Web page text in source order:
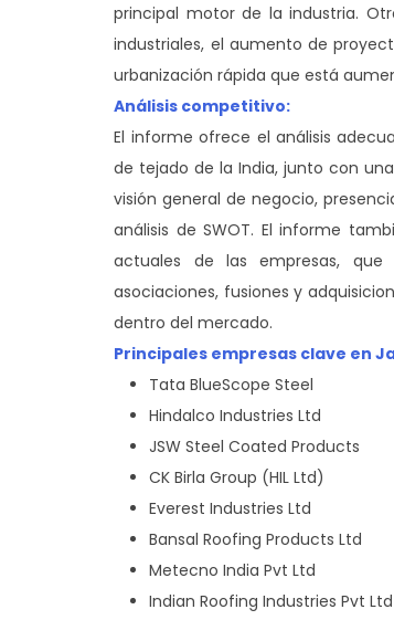
principal motor de la industria.
industriales, el aumento de
urbanización rápida que está
Análisis competitivo:
El informe ofrece el análisis
de tejado de la India, junto con
visión general de negocio,
análisis de SWOT. El informe
actuales de las empresas, que
asociaciones, fusiones y
dentro del mercado.
Principales empresas clave en
Tata BlueScope Steel
Hindalco Industries Ltd
JSW Steel Coated Products
CK Birla Group (HIL Ltd)
Everest Industries Ltd
Bansal Roofing Products Ltd
Metecno India Pvt Ltd
Indian Roofing Industries Pvt Ltd